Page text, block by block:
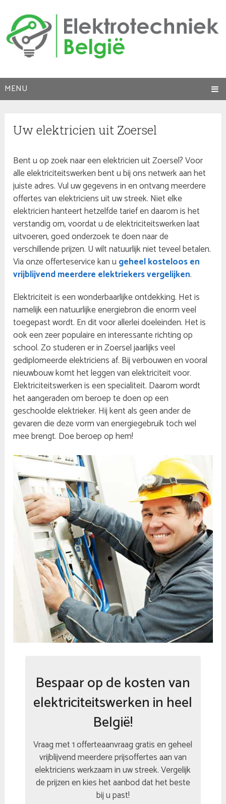
MENU
Uw elektricien uit Zoersel
Bent u op zoek naar een elektricien uit Zoersel? Voor
alle elektriciteitswerken bent u bij ons netwerk aan het
juiste adres. Vul uw gegevens in en ontvang meerdere
offertes van elektriciens uit uw streek. Niet elke
elektricien hanteert hetzelfde tarief en daarom is het
verstandig om, voordat u de elektriciteitswerken laat
uitvoeren, goed onderzoek te doen naar de
verschillende prijzen. U wilt natuurlijk niet teveel betalen.
Via onze offerteservice kan u geheel kosteloos en
vrijblijvend meerdere elektriekers vergelijken.
Elektriciteit is een wonderbaarlijke ontdekking. Het is
namelijk een natuurlijke energiebron die enorm veel
toegepast wordt. En dit voor allerlei doeleinden. Het is
ook een zeer populaire en interessante richting op
school. Zo studeren er in Zoersel jaarlijks veel
gediplomeerde elektriciens af. Bij verbouwen en vooral
nieuwbouw komt het leggen van elektriciteit voor.
Elektriciteitswerken is een specialiteit. Daarom wordt
het aangeraden om beroep te doen op een
geschoolde elektrieker. Hij kent als geen ander de
gevaren die deze vorm van energiegebruik toch wel
mee brengt. Doe beroep op hem!
Bespaar op de kosten van
elektriciteitswerken in heel
België!
Vraag met 1 offerteaanvraag gratis en geheel
vrijblijvend meerdere prijsoffertes aan van
elektriciens werkzaam in uw streek. Vergelijk
de prijzen en kies het aanbod dat het beste
bij u past!